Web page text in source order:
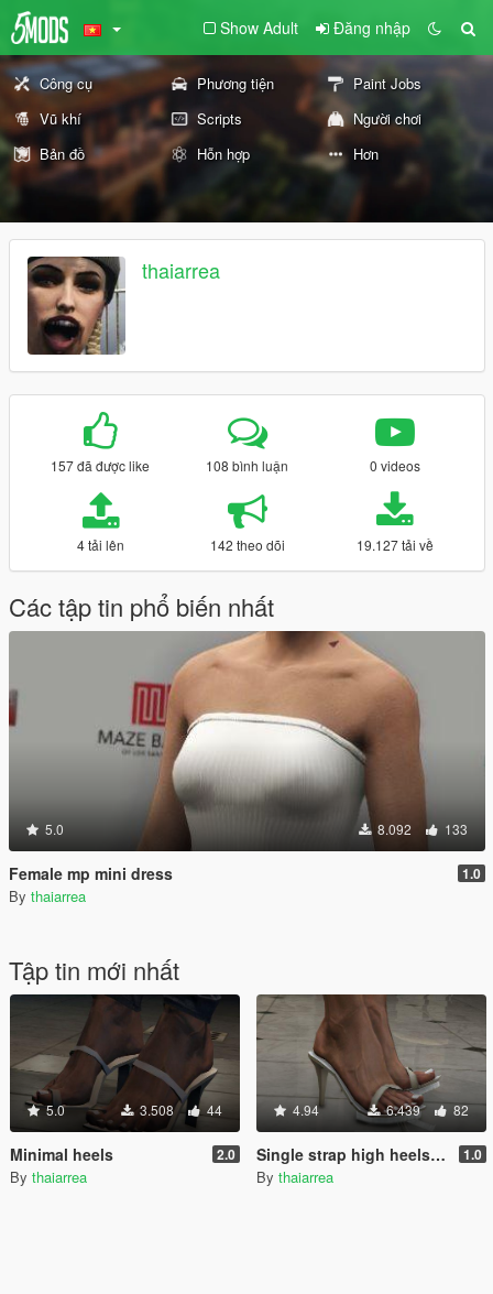
Show Adult Đăng nhập
Công cụ Phương tiện
Paint Jobs
Vũ khí
Scripts
Người chơi
Bản đồ
Hỗn hợp Hơn
thaiarrea
157 đã được like 108 bình luận 0 videos
4 tải lên 142 theo dõi 19.127 tải về
Các tập tin phổ biến nhất
5.0 8.092 133
Female mp mini dress 1.0
By thaiarrea
Tập tin mới nhất
5.0 3.508 44
Minimal heels 2.0
By thaiarrea
4.94 6.439 82
Single strap high heels MP 1.0
By thaiarrea